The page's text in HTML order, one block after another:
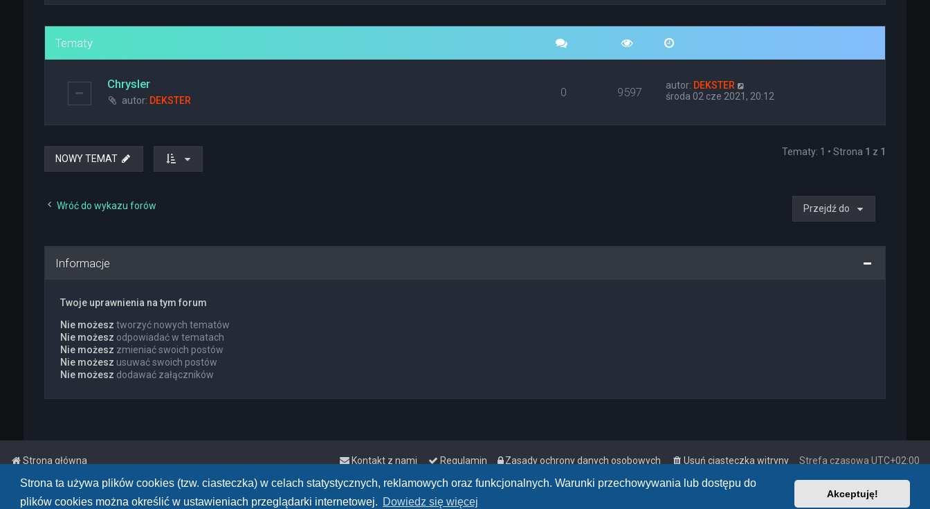
Strona ta używa plików cookies (tzw. ciasteczka) w celach statystycznych, reklamowych oraz funkcjonalnych. Warunki przechowywania lub dostępu do
plików cookies można określić w ustawieniach przeglądarki internetowej. Dowiedz się więcej
Akceptuję!
Tematy
Chrysler
autor: DEKSTER
0 9597 autor: DEKSTER
środa 02 cze 2021, 20:12
NOWY TEMAT
Tematy: 1 • Strona 1 z 1
Wróć do wykazu forów Przejdź do
Informacje
Twoje uprawnienia na tym forum
Nie możesz tworzyć nowych tematów
Nie możesz odpowiadać w tematach
Nie możesz zmieniać swoich postów
Nie możesz usuwać swoich postów
Nie możesz dodawać załączników
Strona główna Strefa czasowa UTC+02:00
Usuń ciasteczka witryny
Zasady ochrony danych osobowych
Regulamin
Kontakt z nami
Powered by phpBB • Design by
PlanetStyles